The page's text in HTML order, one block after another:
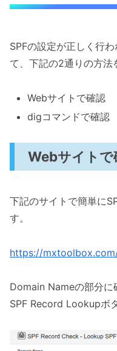
SPFの設定が正しく行
て、下記の2通りの方法
Webサイトで確認
digコマンドで確認
Webサイトで
下記のサイトで簡単に
す。
https://
Domain Nameの部分に
SPF Record Lookupボ